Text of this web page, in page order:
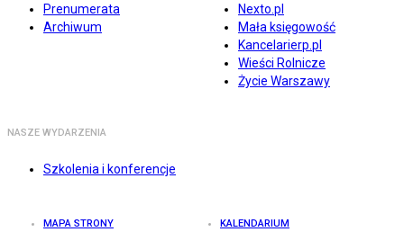
Prenumerata
Archiwum
Nexto.pl
Mała księgowość
Kancelarierp.pl
Wieści Rolnicze
Życie Warszawy
NASZE WYDARZENIA
Szkolenia i konferencje
MAPA STRONY KALENDARIUM